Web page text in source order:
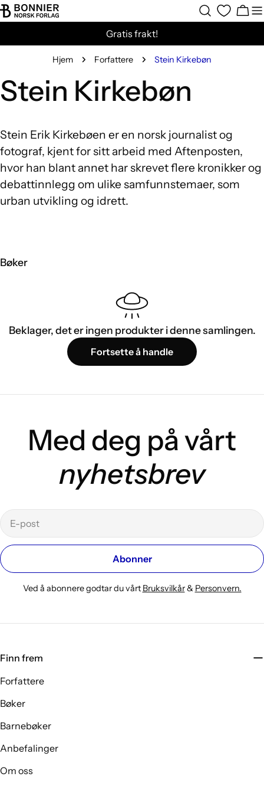
Hopp
til
Gratis frakt!
Hjem Forfattere Stein Kirkebøn
Stein Kirkebøn
Stein Erik Kirkebøen er en norsk journalist og
fotograf, kjent for sitt arbeid med Aftenposten,
hvor han blant annet har skrevet flere kronikker og
debattinnlegg om ulike samfunnstemaer, som
urban utvikling og idrett.
Bøker
Beklager, det er ingen produkter i denne samlingen.
Fortsette å handle
Med deg på vårt
nyhetsbrev
E-
post
Abonner
Ved å abonnere godtar du vårt Bruksvilkår& Personvern.
Finn frem
Forfattere
Bøker
Barnebøker
Anbefalinger
Om oss